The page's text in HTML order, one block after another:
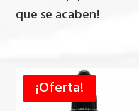
que se acaben!
¡Oferta!